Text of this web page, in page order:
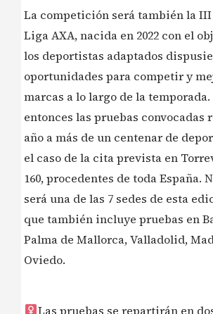
La competición será también la
Liga AXA, nacida en 2022 con el
los deportistas adaptados
oportunidades para competir y
marcas a lo largo de la temporada.
entonces las pruebas convocadas
año a más de un centenar de
el caso de la cita prevista en
160, procedentes de toda España.
será una de las 7 sedes de esta
que también incluye pruebas en
Palma de Mallorca, Valladolid,
Oviedo.
Las pruebas se repartirán en